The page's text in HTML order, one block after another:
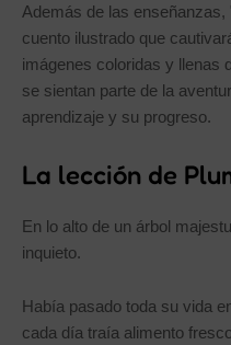
Además de las
cuento ilustrado que
imágenes coloridas y llenas
se sientan parte de la
aprendizaje y su progreso.
La lección de
En lo alto de un árbol
inquieto.
Había pasado toda su vida
cada día traía alimento